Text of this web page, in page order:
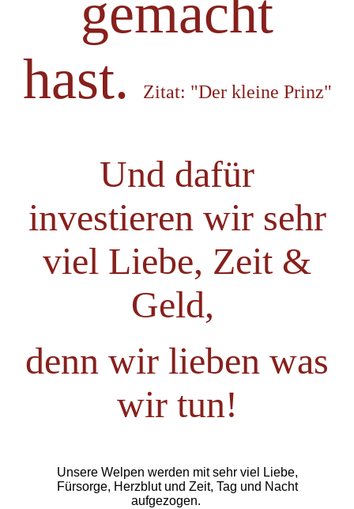
gemacht
hast.
Zitat: "Der kleine Prinz"
Und dafür
investieren wirsehr
viel Liebe, Zeit &
Geld,
denn wir lieben was
wir tun!
Unsere Welpen werden mit sehr viel Liebe,
Fürsorge, Herzblut und Zeit, Tag und Nacht
aufgezogen.